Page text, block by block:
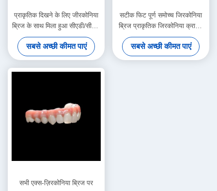
प्राकृतिक दिखने के लिए जीरकोनिया
ब्रिज के साथ मिला हुआ सीएडी/सीएएम
चीनी मिट्टी
सबसे अच्छी कीमत पाएं
सटीक फिट पूर्ण समोच्च जिरकोनिया
ब्रिज प्राकृतिक जिरकोनिया क्राउन
ब्रिज उच्च शक्ति
सबसे अच्छी कीमत पाएं
सभी एक्स-ज़िरकोनिया ब्रिज पर